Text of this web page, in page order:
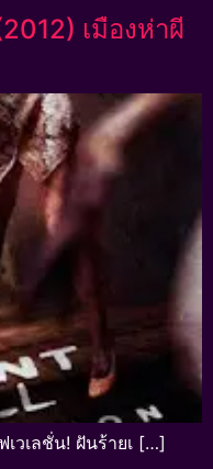
เมืองห่าผี
เวเลชั่น! ฝันร้ายเ […]